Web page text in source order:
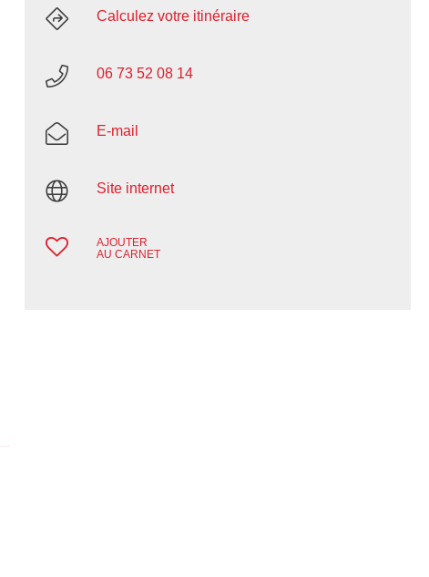
Calculez votre itinéraire
06 73 52 08 14
E-mail
Site internet
AJOUTER
AU CARNET